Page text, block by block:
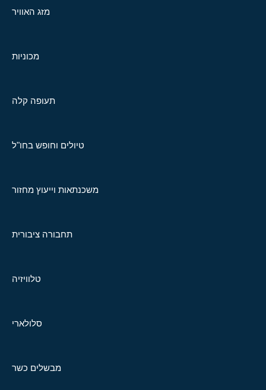
מזג האוויר
מכוניות
תעופה קלה
טיולים וחופש בחו"ל
משכנתאות וייעוץ מחזור
תחבורה ציבורית
טלוויזיה
סלולארי
מבשלים כשר